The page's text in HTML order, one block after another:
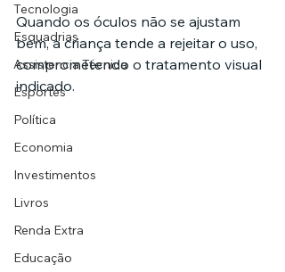
Tecnologia
Esquadrias
Assistencia Técnica
Esportes
Política
Economia
Investimentos
Livros
Renda Extra
Educação
Quando os óculos não se ajustam
bem, a criança tende a rejeitar o uso,
comprometendo o tratamento visual
indicado.